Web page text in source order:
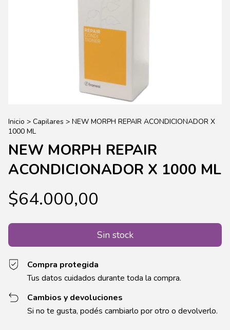
Inicio > Capilares > NEW MORPH REPAIR ACONDICIONADOR X
1000 ML
NEW MORPH REPAIR
ACONDICIONADOR X 1000 ML
$64.000,00
Compra protegida
Tus datos cuidados durante toda la compra.
Cambios y devoluciones
Si no te gusta, podés cambiarlo por otro o devolverlo.